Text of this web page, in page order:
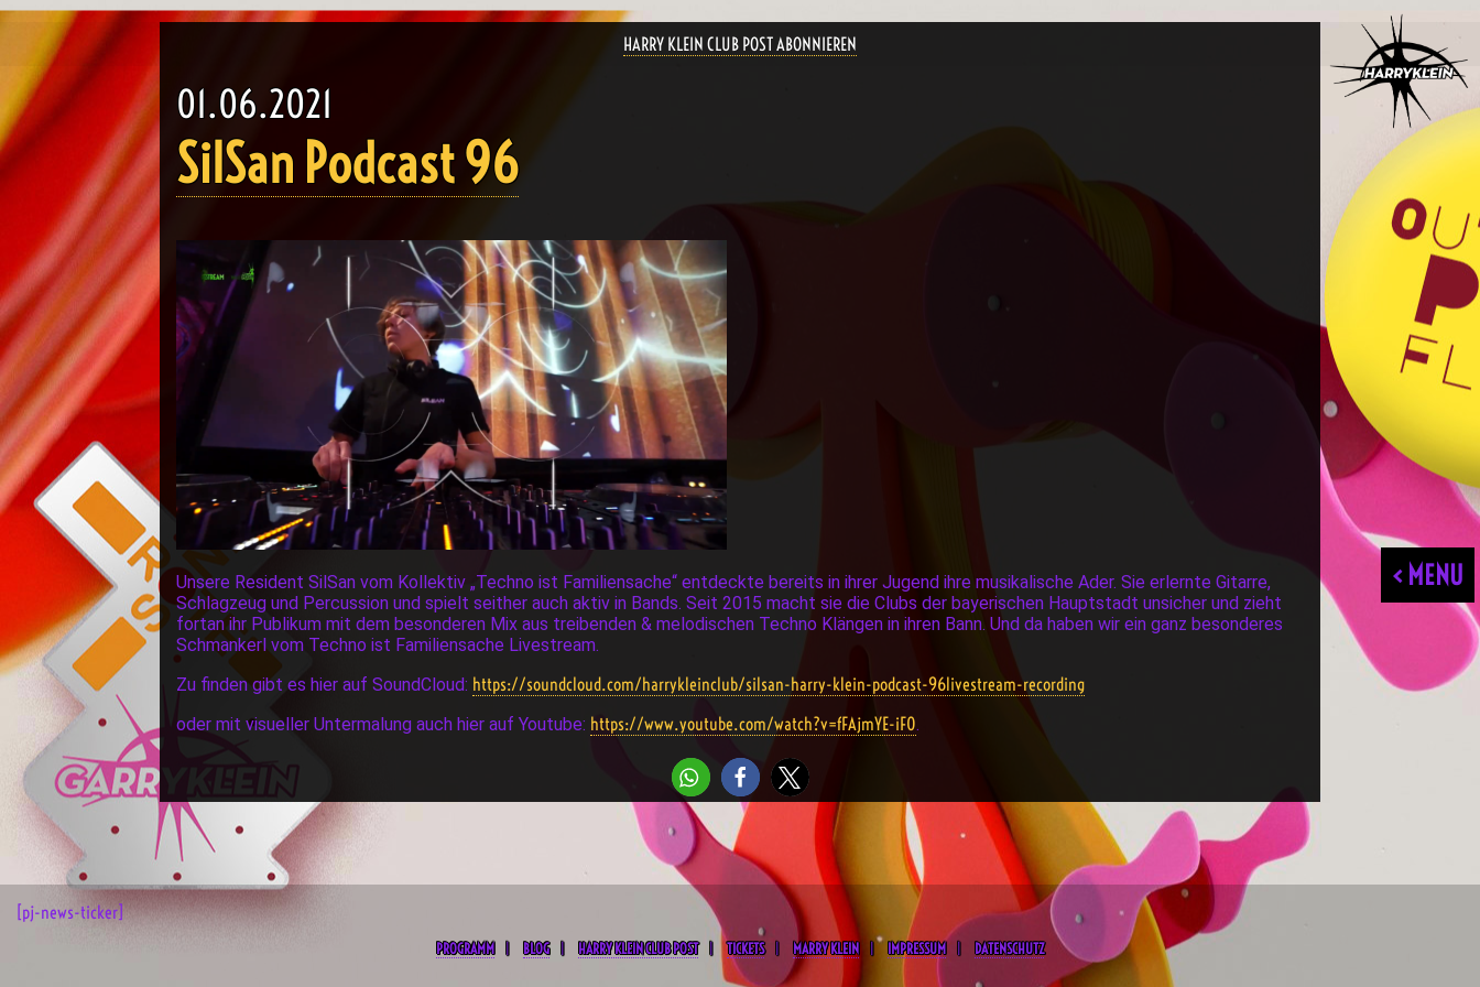
HARRY KLEIN CLUB POST ABONNIEREN
< MENU
01.06.2021
SilSan Podcast 96
Unsere Resident SilSan vom Kollektiv „Techno ist Familiensache“ entdeckte bereits in ihrer Jugend ihre musikalische Ader. Sie erlernte Gitarre,
Schlagzeug und Percussion und spielt seither auch aktiv in Bands. Seit 2015 macht sie die Clubs der bayerischen Hauptstadt unsicher und zieht
fortan ihr Publikum mit dem besonderen Mix aus treibenden & melodischen Techno Klängen in ihren Bann. Und da haben wir ein ganz besonderes
Schmankerl vom Techno ist Familiensache Livestream.
Zu finden gibt es hier auf SoundCloud: https://soundcloud.com/harrykleinclub/silsan-harry-klein-podcast-96livestream-recording
oder mit visueller Untermalung auch hier auf Youtube: https://www.youtube.com/watch?v=fFAjmYE-iF0.
[pj-news-ticker]
PROGRAMM BLOG HARRY KLEIN CLUB POST TICKETS MARRY KLEIN IMPRESSUM DATENSCHUTZ